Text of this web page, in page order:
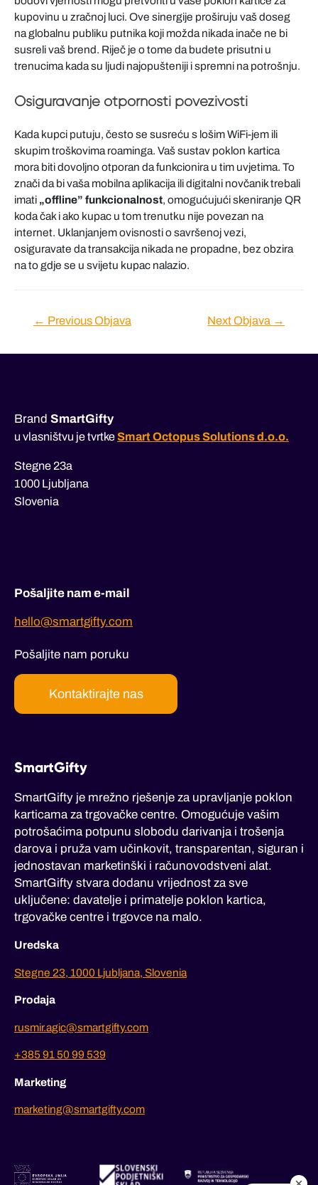
kupovinu u zračnoj luci. Ove sinergije proširuju vaš doseg
na globalnu publiku putnika koji možda nikada inače ne bi
susreli vaš brend. Riječ je o tome da budete prisutni u
trenucima kada su ljudi najopušteniji i spremni na potrošnju.
Osiguravanje otpornosti povezivosti
Kada kupci putuju, često se susreću s lošim WiFi-jem ili
skupim troškovima roaminga. Vaš sustav poklon kartica
mora biti dovoljno otporan da funkcionira u tim uvjetima. To
znači da bi vaša mobilna aplikacija ili digitalni novčanik trebali
imati „offline” funkcionalnost, omogućujući skeniranje QR
koda čak i ako kupac u tom trenutku nije povezan na
internet. Uklanjanjem ovisnosti o savršenoj vezi,
osiguravate da transakcija nikada ne propadne, bez obzira
na to gdje se u svijetu kupac nalazio.
Navigacija
← Previous Objava Next Objava →
Brand SmartGifty
u vlasništvu je tvrtkeSmart Octopus Solutions d.o.o.
Stegne 23a
1000 Ljubljana
Slovenia
Pošaljite nam e-mail
hello@smartgifty.com
Pošaljite nam poruku
Kontaktirajte nas
SmartGifty
SmartGifty je mrežno rješenje za upravljanje poklon
karticama za trgovačke centre. Omogućuje vašim
potrošaćima potpunu slobodu darivanja i trošenja
darova i pruža vam učinkovit, transparentan, siguran i
jednostavan marketinški i računovodstveni alat.
SmartGifty stvara dodanu vrijednost za sve
uključene: davatelje i primatelje poklon kartica,
trgovačke centre i trgovce na malo.
Uredska
Stegne 23, 1000 Ljubljana, Slovenia
Prodaja
rusmir.agic@smartgifty.com
+385 91 50 99 539
Marketing
marketing@smartgifty.com